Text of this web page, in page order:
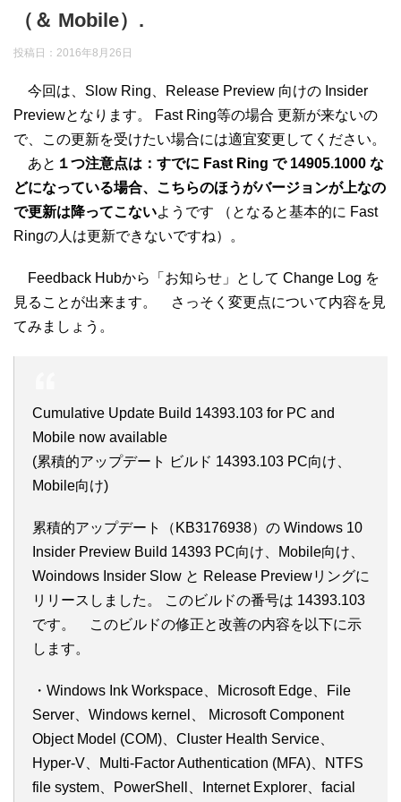
（＆ Mobile）.
投稿日： 2016年8月26日
今回は、Slow Ring、Release Preview 向けの Insider
Previewとなります。 Fast Ring等の場合 更新が来ないの
で、この更新を受けたい場合には適宜変更してください。
あと １つ注意点は：すでに Fast Ring で 14905.1000 な
どになっている場合、こちらのほうがバージョンが上なの
で更新は降ってこないようです （となると基本的に Fast
Ringの人は更新できないですね）。
Feedback Hubから「お知らせ」として Change Log を
見ることが出来ます。 さっそく変更点について内容を見
てみましょう。
Cumulative Update Build 14393.103 for PC and
Mobile now available
(累積的アップデート ビルド 14393.103 PC向け、
Mobile向け)
累積的アップデート（KB3176938）の Windows 10
Insider Preview Build 14393 PC向け、Mobile向け、
Woindows Insider Slow と Release Previewリングに
リリースしました。 このビルドの番号は 14393.103
です。 このビルドの修正と改善の内容を以下に示
します。
・Windows Ink Workspace、Microsoft Edge、File
Server、Windows kernel、 Microsoft Component
Object Model (COM)、Cluster Health Service、
Hyper-V、Multi-Factor Authentication (MFA)、NTFS
file system、PowerShell、Internet Explorer、facial